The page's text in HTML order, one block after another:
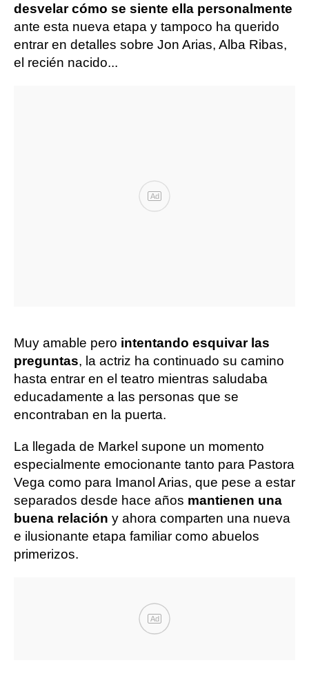
desvelar cómo se siente ella personalmente
ante esta nueva etapa y tampoco ha querido
entrar en detalles sobre Jon Arias, Alba Ribas,
el recién nacido...
Ad
Muy amable pero intentando esquivar las
preguntas, la actriz ha continuado su camino
hasta entrar en el teatro mientras saludaba
educadamente a las personas que se
encontraban en la puerta.
La llegada de Markel supone un momento
especialmente emocionante tanto para Pastora
Vega como para Imanol Arias, que pese a estar
separados desde hace años mantienen una
buena relación y ahora comparten una nueva
e ilusionante etapa familiar como abuelos
primerizos.
Ad